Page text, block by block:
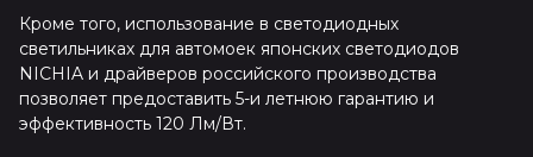
Кроме того, использование в светодиодных
светильниках для автомоек японских светодиодов
NICHIA и драйверов российского производства
позволяет предоставить 5-и летнюю гарантию и
эффективность 120 Лм/Вт.